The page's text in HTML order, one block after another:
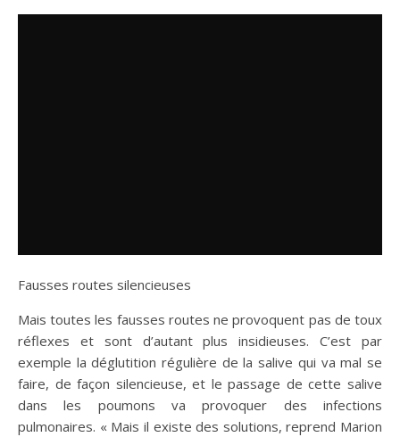
Fausses routes silencieuses
Mais toutes les fausses routes ne provoquent pas de toux
réflexes et sont d’autant plus insidieuses. C’est par
exemple la déglutition régulière de la salive qui va mal se
faire, de façon silencieuse, et le passage de cette salive
dans les poumons va provoquer des infections
pulmonaires. « Mais il existe des solutions, reprend Marion